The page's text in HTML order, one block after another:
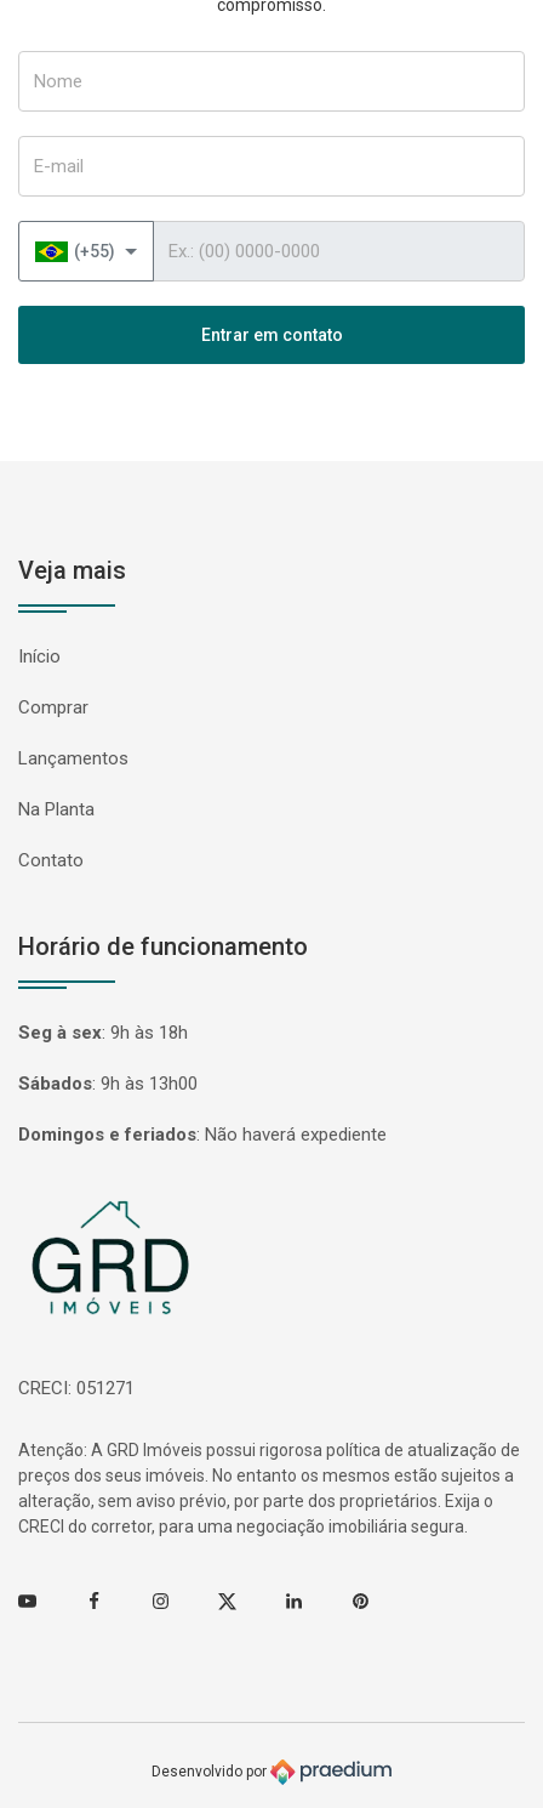
compromisso.
(+55)
Entrar em contato
Veja mais
Início
Comprar
Lançamentos
Na Planta
Contato
Horário de funcionamento
Seg à sex: 9h às 18h
Sábados: 9h às 13h00
Domingos e feriados: Não haverá expediente
Página inicial
CRECI: 051271
Atenção: A GRD Imóveis possui rigorosa política de atualização de
preços dos seus imóveis. No entanto os mesmos estão sujeitos a
alteração, sem aviso prévio, por parte dos proprietários. Exija o
CRECI do corretor, para uma negociação imobiliária segura.
Youtube FacebookInstagramTwitter Linkedin Pinterest
Desenvolvido por